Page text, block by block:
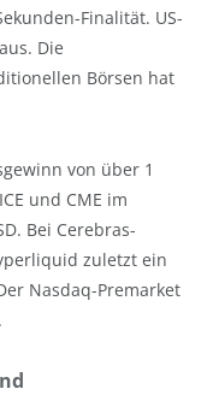
Finalität. US-
Die
Börsen hat
von über 1
und CME im
Bei Cerebras-
zuletzt ein
Nasdaq-Premarket